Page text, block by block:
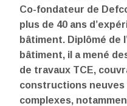
Co-fondateur de
plus de 40 ans
bâtiment. Diplômé de
bâtiment, il a mené
de travaux TCE,
constructions
complexes,